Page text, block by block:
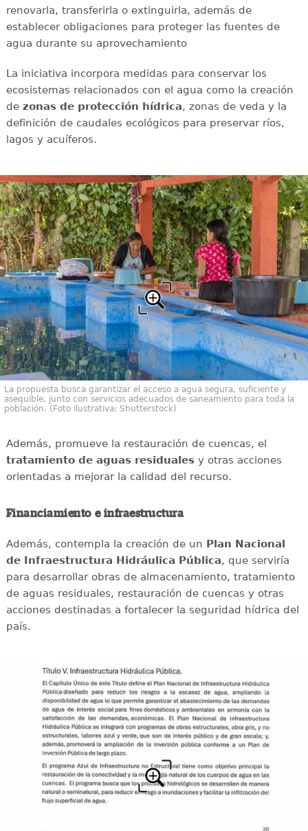
renovarla, transferirla o extinguirla, además de
establecer obligaciones para proteger las fuentes de
agua durante su aprovechamiento
La iniciativa incorpora medidas para conservar los
ecosistemas relacionados con el agua como la creación
de zonas de protección hídrica, zonas de veda y la
definición de caudales ecológicos para preservar ríos,
lagos y acuíferos.
La propuesta busca garantizar el acceso a agua segura, suficiente y
asequible, junto con servicios adecuados de saneamiento para toda la
población. (Foto ilustrativa: Shutterstock)
Además, promueve la restauración de cuencas, el
tratamiento de aguas residualesy otras acciones
orientadas a mejorar la calidad del recurso.
Financiamiento e infraestructura
Además, contempla la creación de un Plan Nacional
de Infraestructura Hidráulica Pública, que serviría
para desarrollar obras de almacenamiento, tratamiento
de aguas residuales, restauración de cuencas y otras
acciones destinadas a fortalecer la seguridad hídrica del
país.